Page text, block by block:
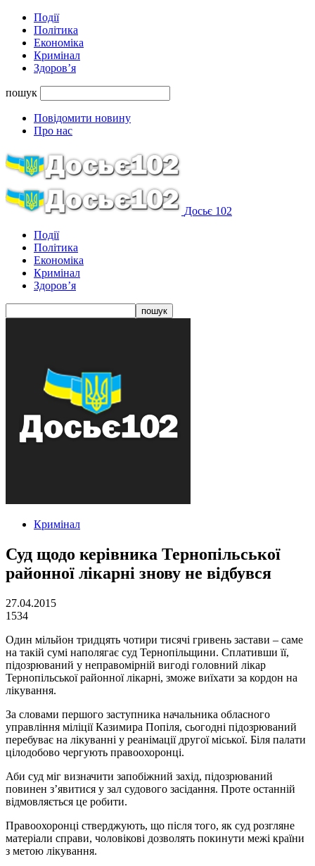
Події
Політика
Економіка
Кримінал
Здоров’я
пошук
Повідомити новину
Про нас
Досьє 102
Події
Політика
Економіка
Кримінал
Здоров’я
Кримінал
Суд щодо керівника Тернопільської
районної лікарні знову не відбувся
27.04.2015
1534
Один мільйон тридцять чотири тисячі гривень застави – саме
на такій сумі наполягає суд Тернопільщини. Сплативши її,
підозрюваний у неправомірній вигоді головний лікар
Тернопільської районної лікарні, зможе виїхати за кордон на
лікування.
За словами першого заступника начальника обласного
управління міліції Казимира Попіля, сьогодні підозрюваний
перебуває на лікуванні у реанімації другої міської. Біля палати
цілодобово чергують правоохоронці.
Аби суд міг визначити запобіжний захід, підозрюваний
повинен з’явитися у зал судового засідання. Проте останній
відмовляється це робити.
Правоохоронці стверджують, що після того, як суд розгляне
матеріали справи, чоловікові дозволять покинути межі країни
з метою лікування.